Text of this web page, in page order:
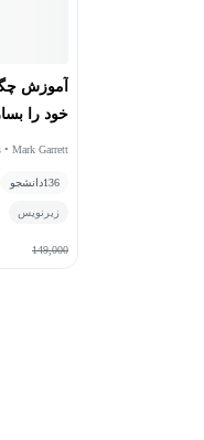
آموزش
خود را
Mark Garrett
136دانشجو
زیرنویس
149,000